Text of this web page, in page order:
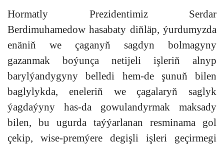
Hormatly Prezidentimiz Serdar
Berdimuhamedow hasabaty diňläp, ýurdumyzda
enäniň we çaganyň sagdyn bolmagyny
gazanmak boýunça netijeli işleriň alnyp
barylýandygyny belledi hem-de şunuň bilen
baglylykda, eneleriň we çagalaryň saglyk
ýagdaýyny has-da gowulandyrmak maksady
bilen, bu ugurda taýýarlanan resminama gol
çekip, wise-premýere degişli işleri geçirmegi